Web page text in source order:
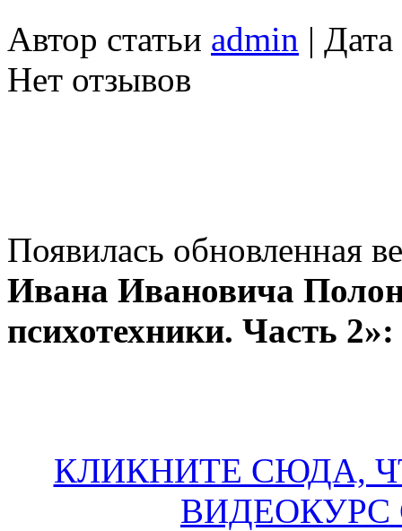
Автор статьи admin |
Нет отзывов
Появилась обновленная
Ивана Ивановича
психотехники. Часть 2»:
КЛИКНИТЕ СЮДА,
ВИДЕОКУРС